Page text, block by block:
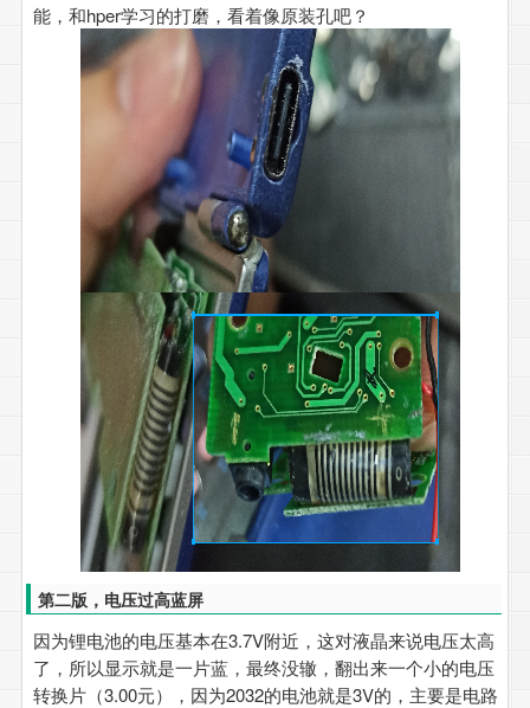
能，和hper学习的打磨，看着像原装孔吧？
第二版，电压过高蓝屏
因为锂电池的电压基本在3.7V附近，这对液晶来说电压太高
了，所以显示就是一片蓝，最终没辙，翻出来一个小的电压
转换片（3.00元），因为2032的电池就是3V的，主要是电路